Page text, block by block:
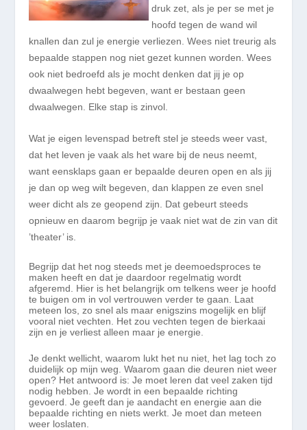
druk zet, als je per se met je
hoofd tegen de wand wil
knallendan zul je energie verliezen. Wees niet treurig als
bepaalde stappen nog niet gezet kunnen worden. Wees
ook niet bedroefd als je mocht denken dat jij je op
dwaalwegen hebt begeven, want er bestaan geen
dwaalwegen. Elke stap is zinvol.
Wat je eigen levenspad betreft stel je steeds weer vast,
dat het leven je vaak als het ware bij de neus neemt,
want eensklaps gaan er bepaalde deuren open en als jij
je dan op weg wilt begeven, dan klappen ze even snel
weer dicht als ze geopend zijn. Dat gebeurt steeds
opnieuw en daarom begrijp je vaak niet wat de zin van dit
’theater’ is.
Begrijp dat het nog steeds met je deemoedsproces te
maken heeft en dat je daardoor regelmatig wordt
afgeremd. Hier is het belangrijk om telkens weer je hoofd
te buigenom involvertrouwen verderte gaan. Laat
meteen los, zo snel als maar enigszins mogelijk en blijf
vooral niet vechten. Het zou vechten tegen de bierkaai
zijn en je verliest alleen maar je energie.
Je denkt wellicht, waarom lukt het nu niet, het lag toch zo
duidelijk op mijn weg. Waarom gaan die deuren niet weer
open? Het antwoord is: Je moet leren dat veel zaken tijd
nodig hebben. Je wordt in een bepaalde richting
gevoerd. Je geeft dan je aandacht en energie aandie
bepaalde richting en niets werkt. Je moetdan meteen
weer loslaten.